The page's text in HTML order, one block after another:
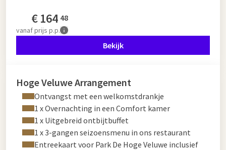
€164 48
vanafprijs p.p.
Bekijk
Hoge Veluwe Arrangement
Ontvangst met een welkomstdrankje
1 x Overnachting in een Comfort kamer
1 x Uitgebreid ontbijtbuffet
1 x 3-gangen seizoensmenu in ons restaurant
Entreekaart voor Park De Hoge Veluwe inclusief